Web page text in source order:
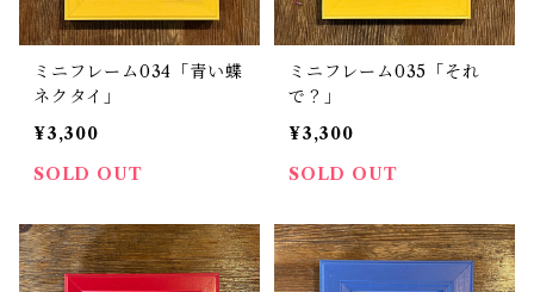
ミニフレーム034「青い蝶
ネクタイ」
¥3,300
SOLD OUT
ミニフレーム035「それ
で？」
¥3,300
SOLD OUT